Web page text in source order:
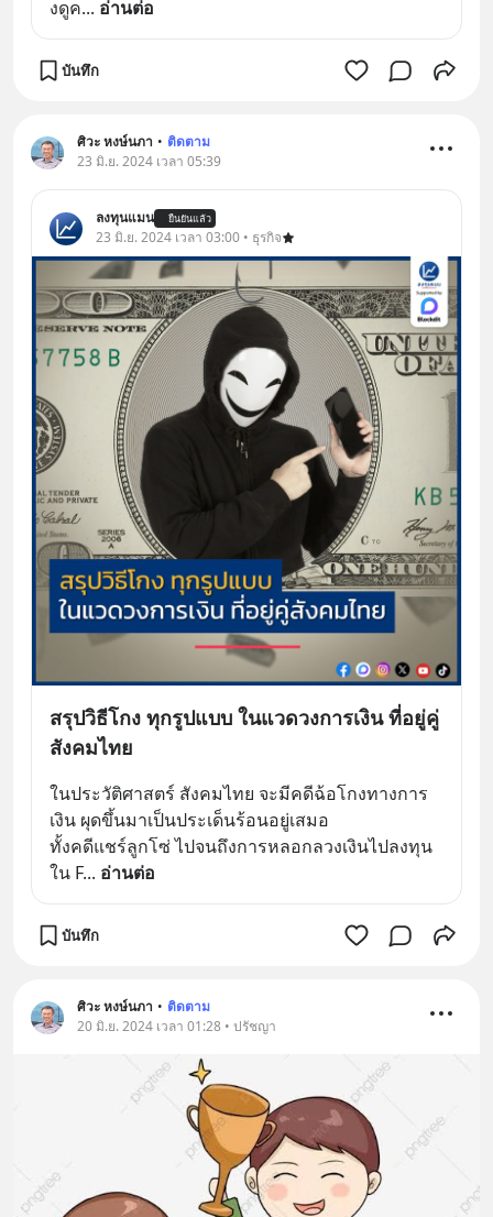
งดูค... อ่านต่อ
บันทึก
ศิวะ หงษ์นภา • ติดตาม
23 มิ.ย. 2024 เวลา 05:39
ลงทุนแมน ยืนยันแล้ว
23 มิ.ย. 2024 เวลา 03:00 • ธุรกิจ
สรุปวิธีโกง ทุกรูปแบบ ในแวดวงการเงิน ที่อยู่คู่
สังคมไทย
ในประวัติศาสตร์ สังคมไทย จะมีคดีฉ้อโกงทางการ
เงิน ผุดขึ้นมาเป็นประเด็นร้อนอยู่เสมอ
ทั้งคดีแชร์ลูกโซ่ ไปจนถึงการหลอกลวงเงินไปลงทุน
ใน F... อ่านต่อ
บันทึก
ศิวะ หงษ์นภา • ติดตาม
20 มิ.ย. 2024 เวลา 01:28 • ปรัชญา